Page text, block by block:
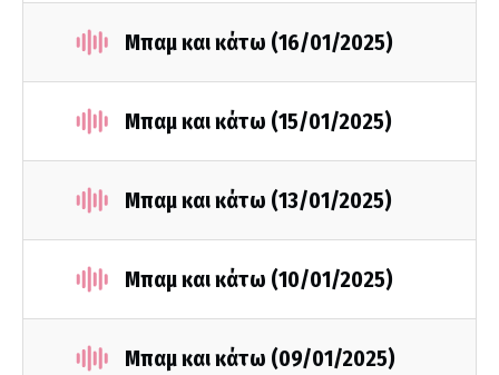
Μπαμ και κάτω (16/01/2025)
Μπαμ και κάτω (15/01/2025)
Μπαμ και κάτω (13/01/2025)
Μπαμ και κάτω (10/01/2025)
Μπαμ και κάτω (09/01/2025)